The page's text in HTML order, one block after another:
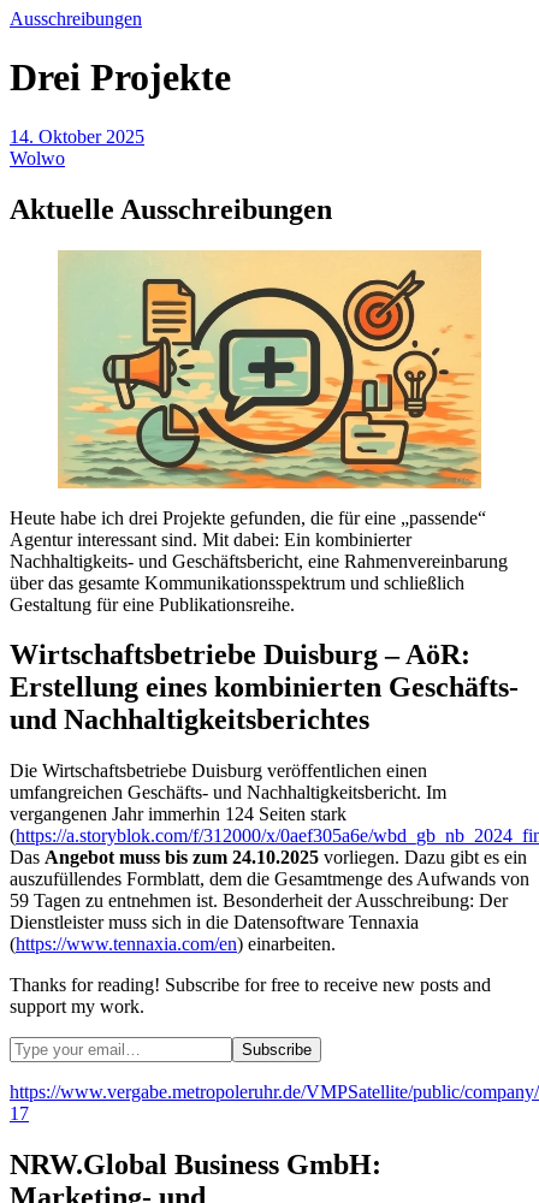
Ausschreibungen
Drei Projekte
14. Oktober 2025
Wolwo
Aktuelle Ausschreibungen
Heute habe ich drei Projekte gefunden, die für eine „passende“
Agentur interessant sind. Mit dabei: Ein kombinierter
Nachhaltigkeits- und Geschäftsbericht, eine Rahmenvereinbarung
über das gesamte Kommunikationsspektrum und schließlich
Gestaltung für eine Publikationsreihe.
Wirtschaftsbetriebe Duisburg – AöR:
Erstellung eines kombinierten Geschäfts-
und Nachhaltigkeitsberichtes
Die Wirtschaftsbetriebe Duisburg veröffentlichen einen
umfangreichen Geschäfts- und Nachhaltigkeitsbericht. Im
vergangenen Jahr immerhin 124 Seiten stark
(https://a.storyblok.com/f/312000/x/0aef305a6e/
Das Angebot muss bis zum 24.10.2025 vorliegen. Dazu gibt es ein
auszufüllendes Formblatt, dem die Gesamtmenge des Aufwands von
59 Tagen zu entnehmen ist. Besonderheit der Ausschreibung: Der
Dienstleister muss sich in die Datensoftware Tennaxia
(https://www.tennaxia.com/en) einarbeiten.
Thanks for reading! Subscribe for free to receive new posts and
support my work.
https://www.vergabe.metropoleruhr.de/VMPSatellite/public/
17
NRW.Global Business GmbH: